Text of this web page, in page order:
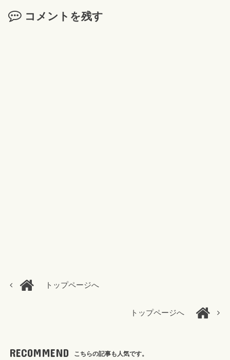
コメントを残す
トップページへ
トップページへ
RECOMMEND こちらの記事も人気です。